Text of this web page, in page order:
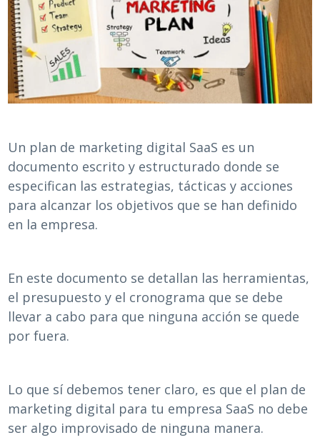
Un plan de marketing digital SaaS es un
documento escrito y estructurado donde se
especifican las estrategias, tácticas y acciones
para alcanzar los objetivos que se han definido
en la empresa.
En este documento se detallan las herramientas,
el presupuesto y el cronograma que se debe
llevar a cabo para que ninguna acción se quede
por fuera.
Lo que sí debemos tener claro, es que el plan de
marketing digital para tu empresa SaaS no debe
ser algo improvisado de ninguna manera.